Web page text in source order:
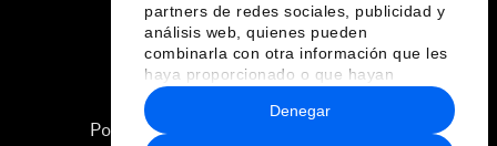
partners de redes sociales, publicidad y
análisis web, quienes pueden
combinarla con otra información que les
haya proporcionado o que hayan
recopilado a partir del uso que haya
hecho de sus servicios.
Denegar
Política de privacidad y normas de uso